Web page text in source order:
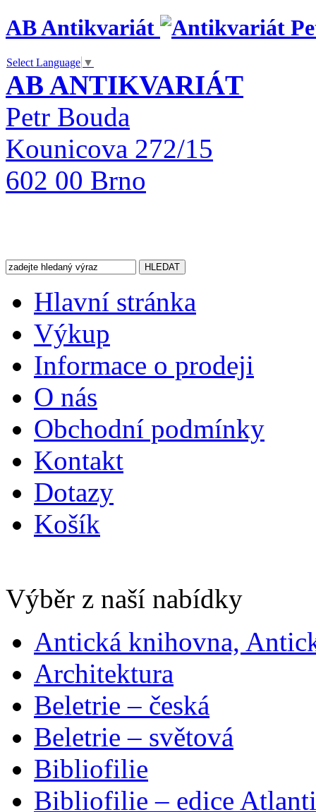
AB Antikvariát
Select Language ▼
AB ANTIKVARIÁT
Petr Bouda
Kounicova 272/15
602 00 Brno
Hlavní stránka
Výkup
Informace o prodeji
O nás
Obchodní podmínky
Kontakt
Dotazy
Košík
Výběr z naší nabídky
Antická knihovna,
Architektura
Beletrie – česká
Beletrie – světová
Bibliofilie
Bibliofilie – edice